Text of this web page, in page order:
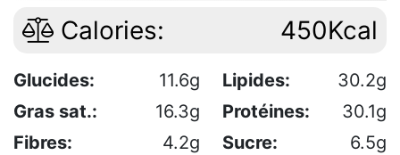
Calories: 450Kcal
Glucides: 11.6g Lipides:
30.2g
Gras sat.:
16.3g Protéines:
30.1g
Fibres:
4.2g Sucre:
6.5g